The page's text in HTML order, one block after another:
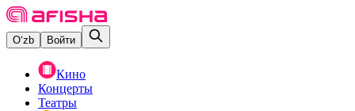
O‘zb Войти
Кино
Концерты
Театры